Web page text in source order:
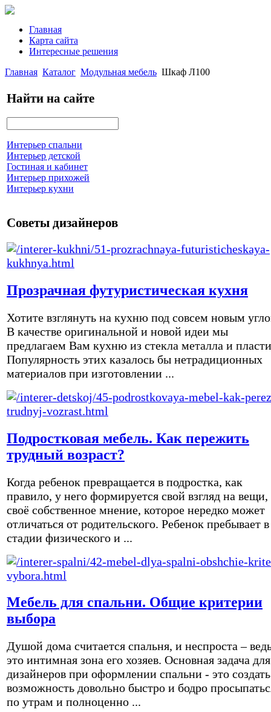
Главная
Карта сайта
Интересные решения
Главная Каталог Модульная мебель Шкаф Л100
Найти на сайте
Интерьер спальни
Интерьер детской
Гостиная и кабинет
Интерьер прихожей
Интерьер кухни
Советы дизайнеров
Прозрачная футуристическая кухня
Хотите взглянуть на кухню под совсем новым
В качестве оригинальной и новой идеи мы
предлагаем Вам кухню из стекла металла и
Популярность этих казалось бы нетрадиционных
материалов при изготовлении ...
Подростковая мебель. Как пережить
трудный возраст?
Когда ребенок превращается в подростка, как
правило, у него формируется свой взгляд на вещи,
своё собственное мнение, которое нередко может
отличаться от родительского. Ребенок пребывает в
стадии физического и ...
Мебель для спальни. Общие критерии
выбора
Душой дома считается спальня, и неспроста –
это интимная зона его хозяев. Основная задача для
дизайнеров при оформлении спальни - это создать
возможность довольно быстро и бодро
по утрам и полноценно ...